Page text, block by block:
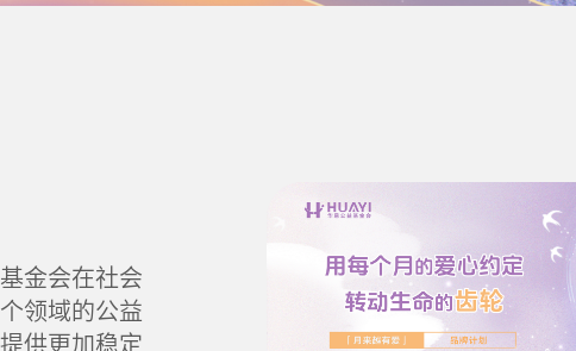
金会在社会
领域的公益
供更加稳定